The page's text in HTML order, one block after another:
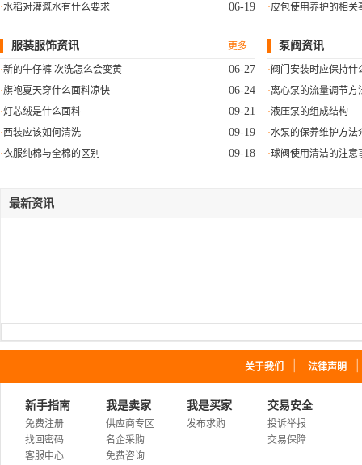
水稻对灌溉水有什么要求 06-19
皮包使用养护的相关
服装服饰资讯 更多
新的牛仔裤 次洗怎么会变黄 06-27
旗袍夏天穿什么面料凉快 06-24
灯芯绒是什么面料 09-21
西装应该如何清洗 09-19
衣服纯棉与全棉的区别 09-18
泵阀资讯
阀门安装时应保持什
离心泵的流量调节方
液压泵的组成结构
水泵的保养维护方法
球阀使用清洁的注意
最新资讯
关于我们 法律声明
新手指南
免费注册
找回密码
客服中心
我是卖家
供应商专区
名企采购
免费咨询
我是买家
发布求购
交易安全
投诉举报
交易保障